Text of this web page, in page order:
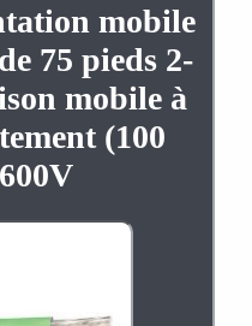
mobile
75 pieds 2-
mobile à
(100